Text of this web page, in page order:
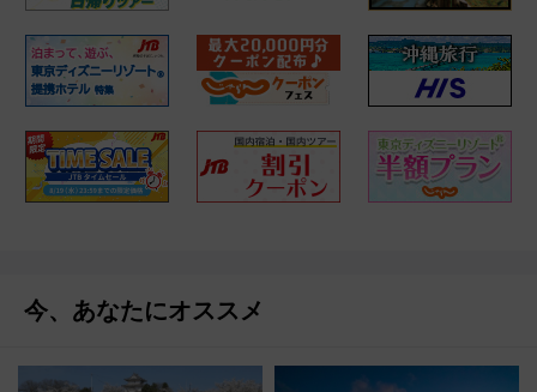
今、あなたにオススメ